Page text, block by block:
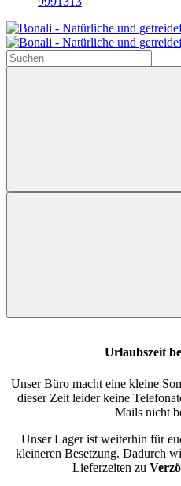
Urlaubszeit
Unser Büro macht eine kleine
dieser Zeit leider keine
Mails nicht
Unser Lager ist weiterhin für
kleineren Besetzung. Dadurch
Lieferzeiten zu